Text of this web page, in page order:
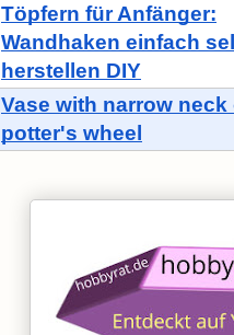
Töpfern für Anfänger:
Wandhaken einfach
herstellen DIY
Vase with narrow neck
potter's wheel